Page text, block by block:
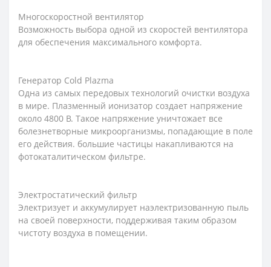
Многоскоростной вентилятор
Возможность выбора одной из скоростей вентилятора
для обеспечения максимального комфорта.
Генератор Cold Plazma
Одна из самых передовых технологий очистки воздуха
в мире. Плазменный ионизатор создает напряжение
около 4800 В. Такое напряжение уничтожает все
болезнетворные микроорганизмы, попадающие в поле
его действия. большие частицы накапливаются на
фотокаталитическом фильтре.
Электростатический фильтр
Электризует и аккумулирует наэлектризованную пыль
на своей поверхности, поддерживая таким образом
чистоту воздуха в помещении.